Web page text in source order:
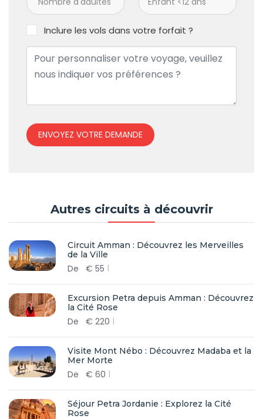
Inclure les vols dans votre forfait ?
ENVOYEZ VOTRE DEMANDE
Autres circuits à découvrir
Circuit Amman : Découvrez les Merveilles
de la Ville
De € 55
Excursion Petra depuis Amman : Découvrez
la Cité Rose
De € 220
Visite Mont Nébo : Découvrez Madaba et la
Mer Morte
De € 60
Séjour Petra Jordanie : Explorez la Cité
Rose